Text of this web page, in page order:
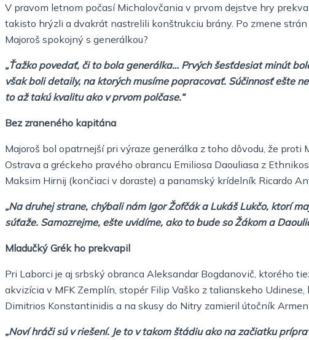
V pravom letnom počasí Michalovčania v prvom dejstve hry
takisto hrýzli a dvakrát nastrelili konštrukciu brány. Po zmene
Majoroš spokojný s generálkou?
„Ťažko povedať, či to bola generálka… Prvých šesťdesiat minút
však boli detaily, na ktorých musíme popracovať. Súčinnosť ešte
to až takú kvalitu ako v prvom polčase.“
Bez zraneného kapitána
Majoroš bol opatrnejší pri výraze generálka z toho dôvodu, že
Ostrava a gréckeho pravého obrancu Emiliosa Daouliasa z
Maksim Hirnij (končiaci v doraste) a panamský krídelník Ricardo
„Na druhej strane, chýbali nám Igor Žofčák a Lukáš Lukčo, ktorí
súťaže. Samozrejme, ešte uvidíme, ako to bude so Žákom a
Mladučký Grék ho prekvapil
Pri Laborci je aj srbský obranca Aleksandar Bogdanovič, ktorého
akvizícia v MFK Zemplín, stopér Filip Vaško z talianskeho
Dimitrios Konstantinidis a na skusy do Nitry zamieril útočník
„Noví hráči sú v riešení. Je to v takom štádiu ako na začiatku